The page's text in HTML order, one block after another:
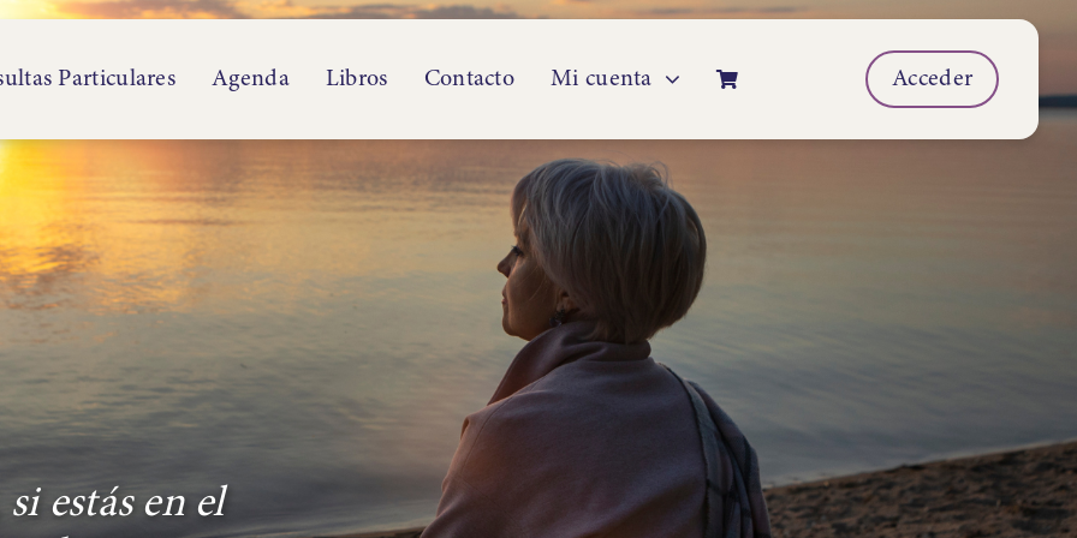
Particulares Agenda Libros Contacto Mi cuenta Acceder
estás en el